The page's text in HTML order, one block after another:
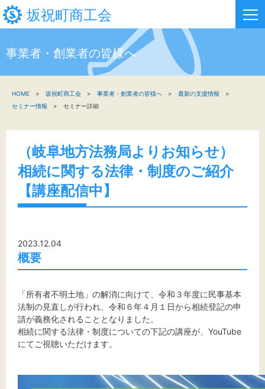
坂祝町商工会
新着情報
関係機関の方へ
坂祝町商工会について
お問い合わせ
標準 拡大
背景色
事業者・創業者の皆様へ
HOME 坂祝町商工会 事業者・創業者の皆様へ
最新の支援情報
セミナー情報
セミナー詳細
（岐阜地方法務局よりお知らせ）
相続に関する法律・制度のご紹介
【講座配信中】
2023.12.04
概要
「所有者不明土地」の解消に向けて、令和３年度に民事基本
法制の見直しが行われ、令和６年４月１日から相続登記の申
請が義務化されることとなりました。
相続に関する法律・制度についての下記の講座が、YouTube
にてご視聴いただけます。